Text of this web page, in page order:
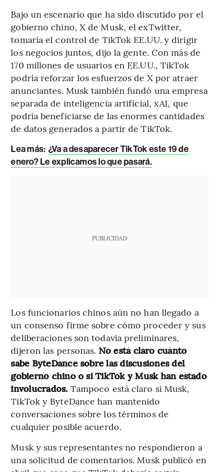
Bajo un escenario que ha sido discutido por el
gobierno chino, X de Musk, el exTwitter,
tomaría el control de TikTok EE.UU. y dirigir
los negocios juntos, dijo la gente. Con más de
170 millones de usuarios en EE.UU., TikTok
podría reforzar los esfuerzos de X por atraer
anunciantes. Musk también fundó una empresa
separada de inteligencia artificial, xAI, que
podría beneficiarse de las enormes cantidades
de datos generados a partir de TikTok.
Lea más: ¿Va a desaparecer TikTok este 19 de
enero? Le explicamos lo que pasará.
PUBLICIDAD
Los funcionarios chinos aún no han llegado a
un consenso firme sobre cómo proceder y sus
deliberaciones son todavía preliminares,
dijeron las personas. No está claro cuánto
sabe ByteDance sobre las discusiones del
gobierno chino o si TikTok y Musk han estado
involucrados. Tampoco está claro si Musk,
TikTok y ByteDance han mantenido
conversaciones sobre los términos de
cualquier posible acuerdo.
Musk y sus representantes no respondieron a
una solicitud de comentarios. Musk publicó en